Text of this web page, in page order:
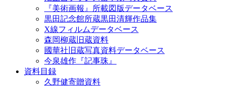
『美術画報』所載図版データベース
黒田記念館所蔵黒田清輝作品集
X線フィルムデータベース
森岡柳蔵旧蔵資料
國華社旧蔵写真資料データベース
今泉雄作『記事珠』
資料目録
久野健寄贈資料